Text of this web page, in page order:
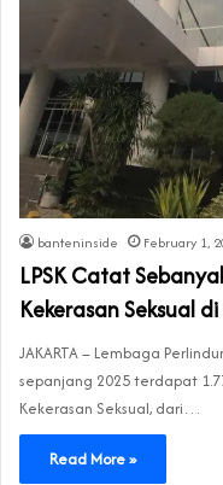
banteninside February 1,
LPSK Catat
Kekerasan Seksual
JAKARTA – Lembaga
sepanjang 2025 terdapat
Kekerasan Seksual, dari…
Read More »